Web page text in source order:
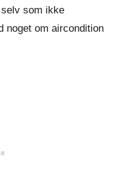
som ikke
noget om aircondition